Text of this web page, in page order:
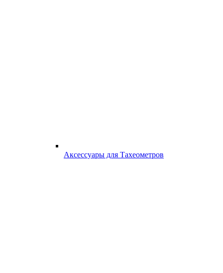
Аксессуары для Тахеометров